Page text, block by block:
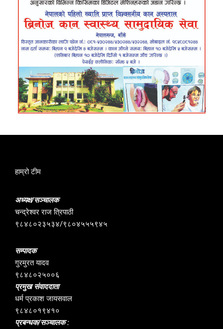
हाम्रो टीम
अध्यक्ष/सञ्चालक
चन्द्रेश्वर राज त्रिपाठी
९८४८०२३५३४/९८०४५५५९४५
सम्पादक
गुरमुरत यादव
९८४८०२५००६
प्रमुख संवाददाता
धर्म प्रकाश जायसवाल
९८४८०१९४१०
प्रबन्धक/सञ्चालक :